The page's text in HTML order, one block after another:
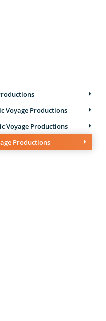
Voyage Productions
Voyage Productions
Productions